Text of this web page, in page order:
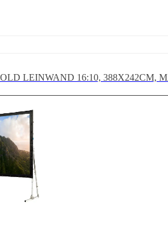
LEINWAND 16:10, 388X242CM,